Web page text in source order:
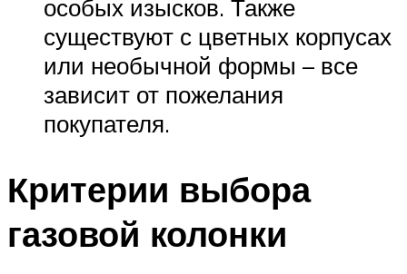
особых изысков. Также
существуют с цветных корпусах
или необычной формы – все
зависит от пожелания
покупателя.
Критерии выбора
газовой колонки